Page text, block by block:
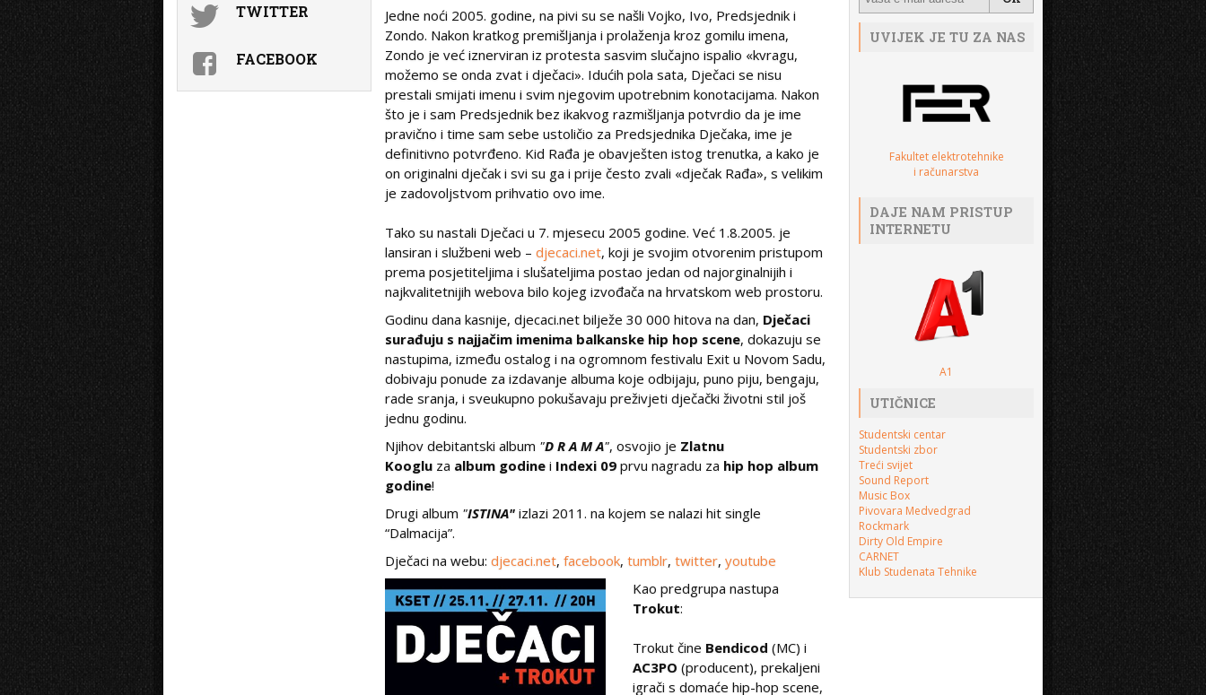
Jedne noći 2005. godine, na pivi su se našli Vojko, Ivo, Predsjednik i
Zondo. Nakon kratkog premišljanja i prolaženja kroz gomilu imena,
Zondo je već iznerviran iz protesta sasvim slučajno ispalio «kvragu,
možemo se onda zvat i dječaci». Idućih pola sata, Dječaci se nisu
prestali smijati imenu i svim njegovim upotrebnim konotacijama. Nakon
što je i sam Predsjednik bez ikakvog razmišljanja potvrdio da je ime
pravično i time sam sebe ustoličio za Predsjednika Dječaka, ime je
definitivno potvrđeno. Kid Rađa je obavješten istog trenutka, a kako je
on originalni dječak i svi su ga i prije često zvali «dječak Rađa», s velikim
je zadovoljstvom prihvatio ovo ime.
Tako su nastali Dječaci u 7. mjesecu 2005 godine. Već 1.8.2005. je
lansiran i službeni web –djecaci.net, koji je svojim otvorenim pristupom
prema posjetiteljima i slušateljima postao jedan od najorginalnijih i
najkvalitetnijih webova bilo kojeg izvođača na hrvatskom web prostoru.
Godinu dana kasnije, djecaci.net bilježe 30 000 hitova na dan, Dječaci
surađuju s najjačim imenima balkanske hip hop scene, dokazuju se
nastupima, između ostalog i na ogromnom festivalu Exit u Novom Sadu,
dobivaju ponude za izdavanje albuma koje odbijaju, puno piju, bengaju,
rade sranja, i sveukupno pokušavaju preživjeti dječački životni stil još
jednu godinu.
Njihov debitantski album "D R A M A", osvojio je Zlatnu
Kooglu za album godinei Indexi 09 prvu nagradu za hip hop album
godine!
Drugi album "ISTINA" izlazi 2011. na kojem se nalazi hit single
“Dalmacija”.
Dječaci na webu:djecaci.net,facebook,tumblr,twitter,youtube
Kao predgrupa nastupa
Trokut:
Trokut čine Bendicod (MC) i
AC3PO (producent), prekaljeni
igrači s domaće hip-hop scene,
TWITTER
FACEBOOK
UVIJEK JE TU ZA NAS
Fakultet elektrotehnike
i računarstva
DAJE NAM PRISTUP
INTERNETU
A1
UTIČNICE
Studentski centar
Studentski zbor
Treći svijet
Sound Report
Music Box
Pivovara Medvedgrad
Rockmark
Dirty Old Empire
CARNET
Klub Studenata Tehnike